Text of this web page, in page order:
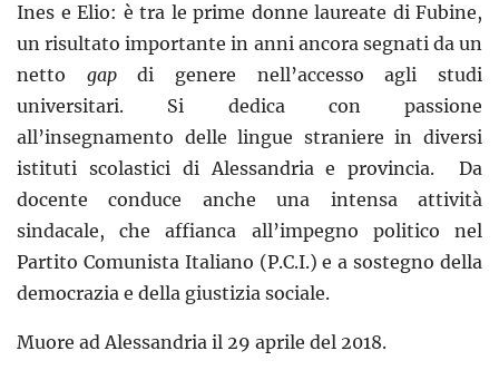
Ines e Elio: è tra le prime donne laureate di Fubine,
un risultato importante in anni ancora segnati da un
netto gapdi genere nell’accesso agli studi
universitari. Si dedica con passione
all’insegnamento delle lingue straniere in diversi
istituti scolastici di Alessandria e provincia. Da
docente conduce anche una intensa attività
sindacale, che affianca all’impegno politico nel
Partito Comunista Italiano (P.C.I.) e a sostegno della
democrazia e della giustizia sociale.
Muore ad Alessandria il 29 aprile del 2018.